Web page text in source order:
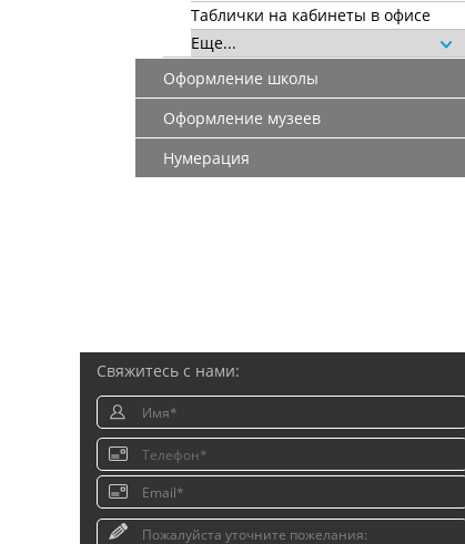
Таблички на кабинеты в офисе
Еще...
Оформление школы
Оформление музеев
Нумерация
Свяжитесь с нами: